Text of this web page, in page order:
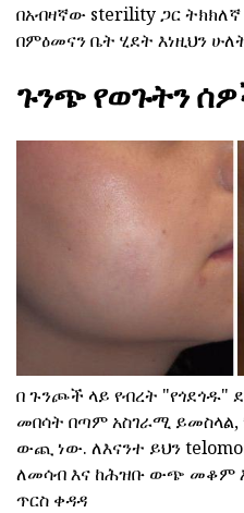
በአብዛኛው sterility ጋር ትክክለኛ
በምዕመናን ቤት ሂደት እነዚህን
ጉንጭ የወጉትን
በ ጉንጮች ላይ የብረት "የጎደጎዱ"
መበሳት በጣም አስገራሚ ይመስላል,
ውጪ ነው. ለእናንተ ይህን
ለመሳብ እና ከሕዝቡ ውጭ መቆም
ጥርስ ቀዳዳ